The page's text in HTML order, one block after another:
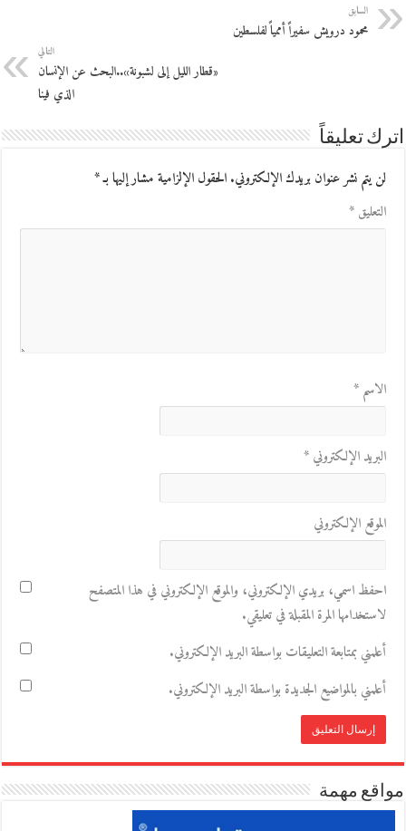
السابق
محمود درويش سفيراً أممياً لفلسطين
التالي
«قطار الليل إلى لشبونة»..البحث عن الإنسان
الذي فينا
اترك تعليقاً
لن يتم نشر عنوان بريدك الإلكتروني.الحقول الإلزامية مشار إليها بـ*
التعليق*
الاسم*
البريد الإلكتروني*
الموقع الإلكتروني
احفظ اسمي، بريدي الإلكتروني، والموقع الإلكتروني في هذا المتصفح
لاستخدامها المرة المقبلة في تعليقي.
أعلمني بمتابعة التعليقات بواسطة البريد الإلكتروني.
أعلمني بالمواضيع الجديدة بواسطة البريد الإلكتروني.
مواقع مهمة